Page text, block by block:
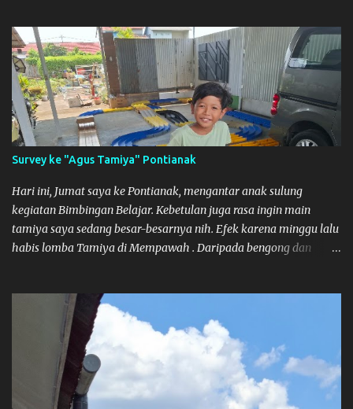
belum banyak persiapan menyiapkan mobil dan alat-alat. Selain
itu juga ada janji mau main ke Agus Tamiya dulu sebenarnya, tapi
karena mepet waktu, jadi lebih banyak main disini. Oiya, untuk
lomba ini lokasinya adalah di Port 99 Kota Pontianak. Pamflet
Lomba Tamiya Oiya sebagai Informasi, Saya dan Muzkha baru
pertama kali main disini. ya hitungannya saya sebagai new
comer lah :) Coach Dilla lagi setting Mobilnya
Survey ke "Agus Tamiya" Pontianak
Hari ini, Jumat saya ke Pontianak, mengantar anak sulung
kegiatan Bimbingan Belajar. Kebetulan juga rasa ingin main
tamiya saya sedang besar-besarnya nih. Efek karena minggu lalu
habis lomba Tamiya di Mempawah . Daripada bengong dan